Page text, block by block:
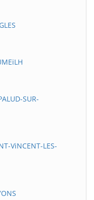
SUR-
ViNCENT-LES-